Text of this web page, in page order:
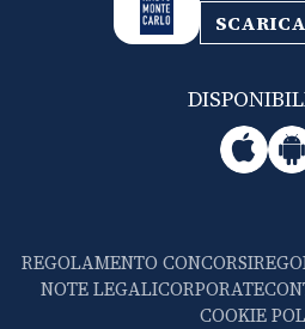
REGOLAMENTO CONCORSI
NOTE LEGALICORPORATE
COOKIE